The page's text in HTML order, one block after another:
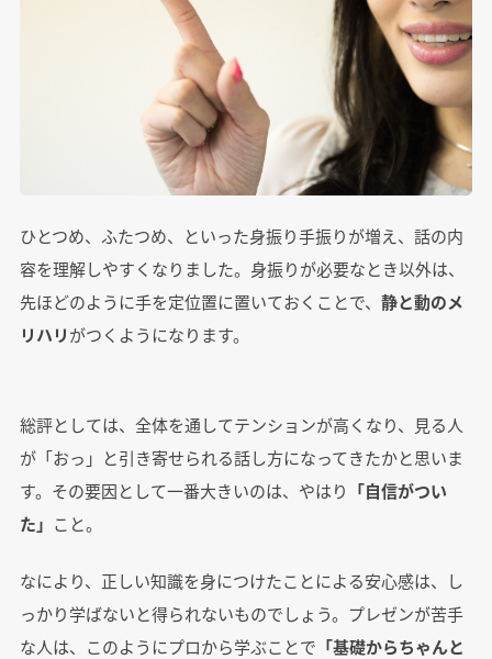
ひとつめ、ふたつめ、といった身振り手振りが増え、話の内
容を理解しやすくなりました。身振りが必要なとき以外は、
先ほどのように手を定位置に置いておくことで、 静と動のメ
リハリがつくようになります。
総評としては、全体を通してテンションが高くなり、見る人
が「おっ」と引き寄せられる話し方になってきたかと思いま
す。その要因として一番大きいのは、やはり 「自信がつい
た」 こと。
なにより、正しい知識を身につけたことによる安心感は、し
っかり学ばないと得られないものでしょう。プレゼンが苦手
な人は、このようにプロから学ぶことで 「基礎からちゃんと